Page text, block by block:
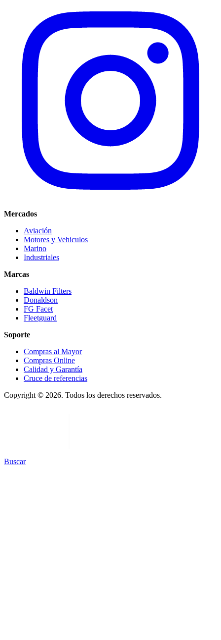
Mercados
Aviación
Motores y Vehiculos
Marino
Industriales
Marcas
Baldwin Filters
Donaldson
FG Facet
Fleetguard
Soporte
Compras al Mayor
Compras Online
Calidad y Garantía
Cruce de referencias
Copyright © 2026. Todos los derechos reservados.
Buscar